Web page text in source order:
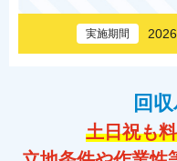
実施期間
回
土日祝も